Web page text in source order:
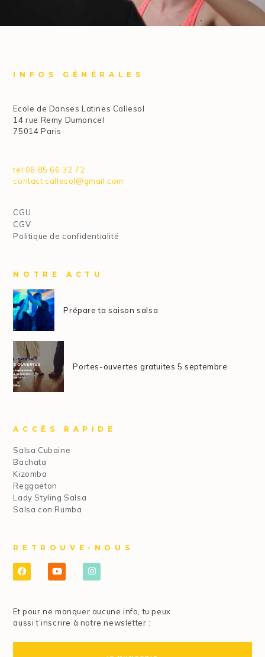
INFOS GÉNÉRALES
Ecole de Danses Latines Callesol
14 rue Remy Dumoncel
75014 Paris
tel:06 85 66 32 72
contact.callesol@gmail.com
CGU
CGV
Politique de confidentialité
NOTRE ACTU
Prépare ta saison salsa
Portes-ouvertes gratuites 5 septembre
ACCÈS RAPIDE
Salsa Cubaine
Bachata
Kizomba
Reggaeton
Lady Styling Salsa
Salsa con Rumba
RETROUVE-NOUS
Et pour ne manquer aucune info, tu peux
aussi t’inscrire à notre newsletter :